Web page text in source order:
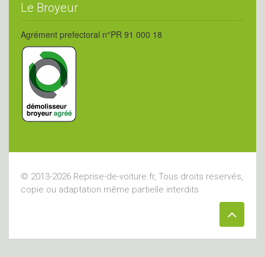
Le Broyeur
Agrément prefectoral n°PR 91 000 18
© 2013-2026 Reprise-de-voiture.fr, Tous droits reservés,
copie ou adaptation même partielle interdits